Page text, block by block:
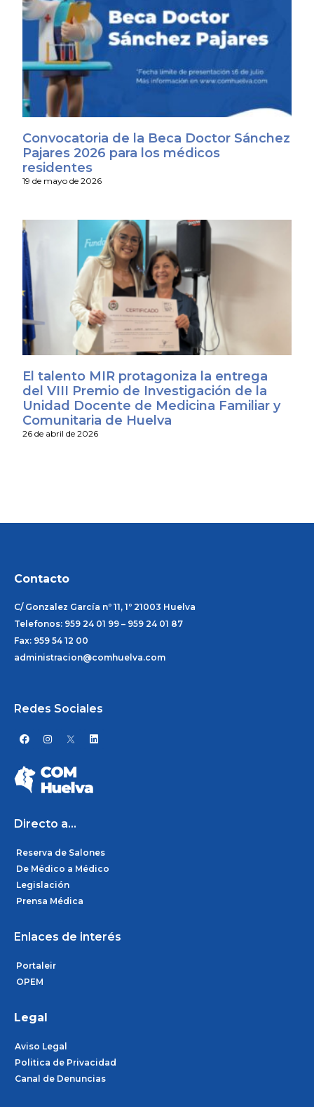
Convocatoria de la Beca Doctor Sánchez
Pajares 2026 para los médicos
residentes
19 de mayo de 2026
El talento MIR protagoniza la entrega
del VIII Premio de Investigación de la
Unidad Docente de Medicina Familiar y
Comunitaria de Huelva
26 de abril de 2026
Contacto
C/ Gonzalez García nº 11, 1º 21003 Huelva
Telefonos: 959 24 01 99 – 959 24 01 87
Fax: 959 54 12 00
administracion@comhuelva.com
Redes Sociales
F
a
e
b
o
o
I
n
a
g
r
L
i
i
Directo a...
Reserva de Salones
De Médico a Médico
Legislación
Prensa Médica
Enlaces de interés
Portaleir
OPEM
Legal
Aviso Legal
Politica de Privacidad
Canal de Denuncias